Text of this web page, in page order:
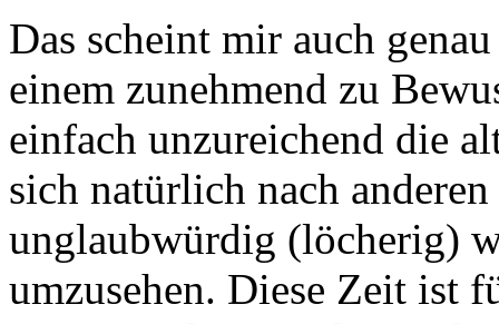
Das scheint mir auch
einem zunehmend zu
einfach unzureichend die
sich natürlich nach
unglaubwürdig (löcherig)
umzusehen. Diese Zeit ist